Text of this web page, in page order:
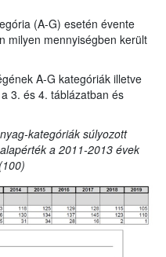
(A-G) esetén évente
milyen mennyiségben került
A-G kategóriák illetve
3. és 4. táblázatban és
kategóriák súlyozott
a 2011-2013 évek